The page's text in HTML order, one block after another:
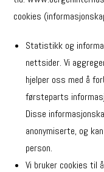
cookies
Statistikk og
nettsider. Vi
hjelper oss med å
førsteparts
Disse
anonymiserte, og
person.
Vi bruker cookies til